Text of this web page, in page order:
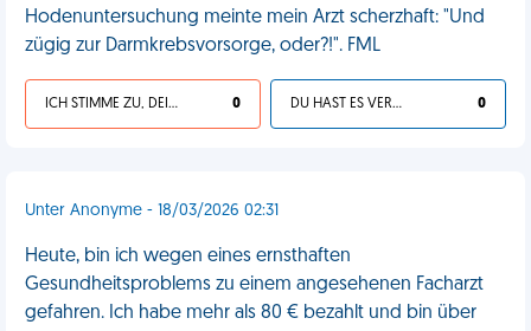
Hodenuntersuchung meinte mein Arzt scherzhaft: "Und
zügig zur Darmkrebsvorsorge, oder?!". FML
ICH STIMME ZU, DEIN LEBEN IST SCHEISSE 0 DU HAST ES VERDIENT 0
Unter Anonyme - 18/03/2026 02:31
Heute, bin ich wegen eines ernsthaften
Gesundheitsproblems zu einem angesehenen Facharzt
gefahren. Ich habe mehr als 80 € bezahlt und bin über